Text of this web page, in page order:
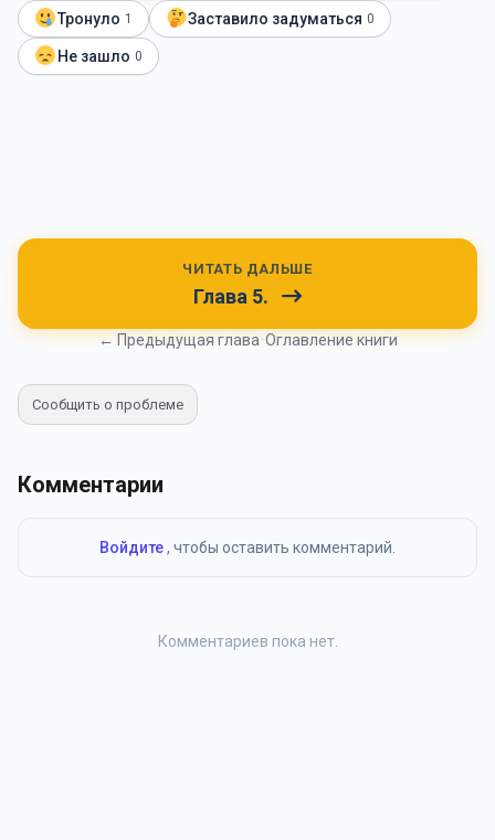
Тронуло 1 Заставило задуматься 0
Не зашло 0
ЧИТАТЬ ДАЛЬШЕ
Глава 5.
← Предыдущая глава Оглавление книги
Сообщить о проблеме
Комментарии
Войдите, чтобы оставить комментарий.
Комментариев пока нет.